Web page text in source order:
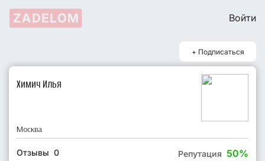
ZADELOM Войти
+ Подписаться
Химич Илья
Москва
Репутация 50%
Отзывы 0